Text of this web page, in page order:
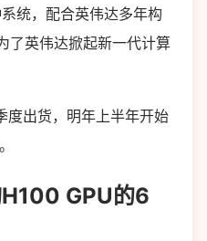
统，配合英伟达多年构
了英伟达掀起新一代计算
度出货，明年上半年开始
GPU的6